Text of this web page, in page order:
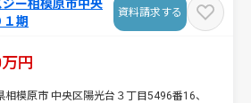
ジー相模原市中央
期
資料請求する
円
相模原市 中央区陽光台３丁目5496番16、